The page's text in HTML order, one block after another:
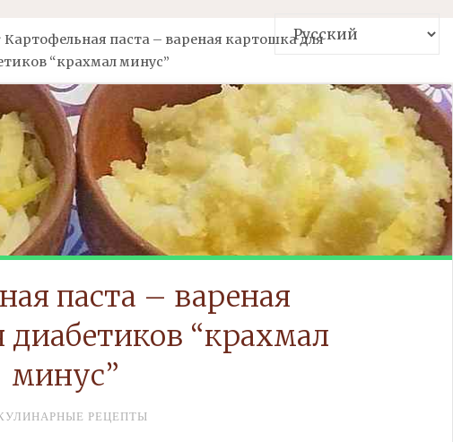
Картофельная паста – вареная картошка для
“крахмал минус”
паста – вареная
“крахмал
минус”
РЕЦЕПТЫ